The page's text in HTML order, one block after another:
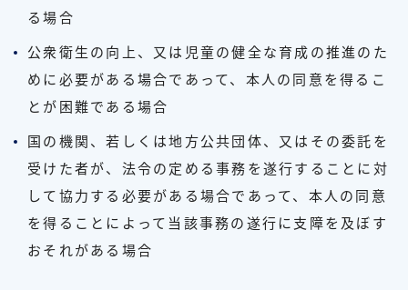
る場合
公衆衛生の向上、又は児童の健全な育成の推進のた
めに必要がある場合であって、本人の同意を得るこ
とが困難である場合
国の機関、若しくは地方公共団体、又はその委託を
受けた者が、法令の定める事務を遂行することに対
して協力する必要がある場合であって、本人の同意
を得ることによって当該事務の遂行に支障を及ぼす
おそれがある場合